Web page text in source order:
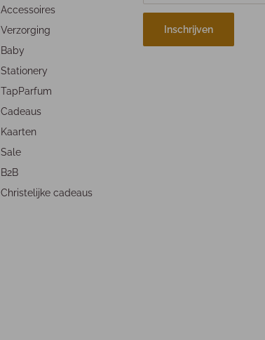
Accessoires
Verzorging
Baby
Stationery
TapParfum
Cadeaus
Kaarten
Sale
B2B
Christelijke cadeaus
Inschrijven